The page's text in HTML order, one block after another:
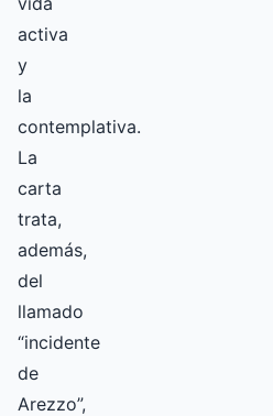
activa
y
la
contemplativa.
La
carta
trata,
además,
del
llamado
“incidente
de
Arezzo”,